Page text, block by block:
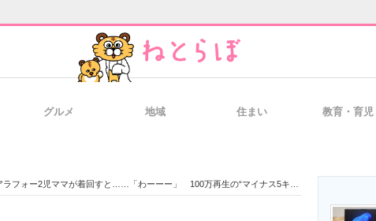
経営リーダーのコミュニティ
グルメ 地域 住まい 教育・育児
ママが着回すと……「わーーー」 100万再生の“マイナス5キロ見え”コーデに「すごい痩せて見えます！」